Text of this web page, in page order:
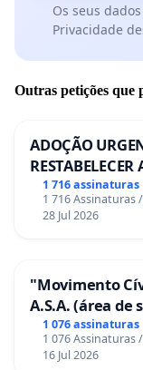
Os seus
Privacidade
Outras petições que
ADOÇÃO
1 716 assinaturas
1 716 Assinaturas
28 Jul 2026
"Movimento
A.S.A. (área de
Coimbra
1 076 assinaturas
1 076 Assinaturas
16 Jul 2026